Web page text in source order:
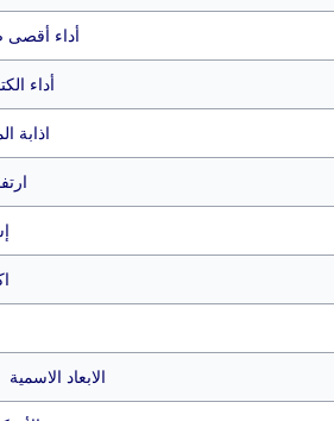
أداء أقصى
أداء
اذابة
الابعاد